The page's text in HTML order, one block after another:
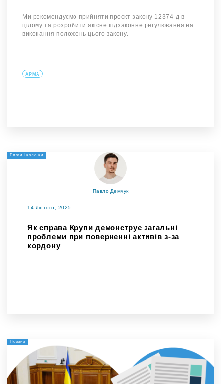
Ми рекомендуємо прийняти проєкт закону 12374-д в
цілому та розробити якісне підзаконне регулювання на
виконання положень цього закону.
АРМА
Блоги і колонки
Павло Демчук
14 Лютого, 2025
Як справа Крупи демонструє загальні
проблеми при поверненні активів з-за
кордону
Новини